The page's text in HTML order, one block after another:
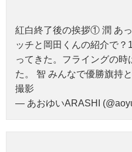
紅白終了後の挨拶① 潤 あ
ッチと岡田くんの紹介で
ってきた。フライングの時
た。 智 みんなで優勝旗持
撮影
— あおゆいARASHI